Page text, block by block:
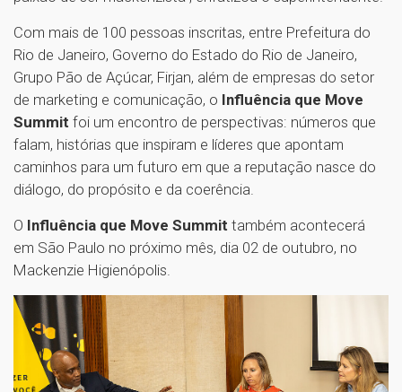
Com mais de 100 pessoas inscritas, entre Prefeitura do
Rio de Janeiro, Governo do Estado do Rio de Janeiro,
Grupo Pão de Açúcar, Firjan, além de empresas do setor
de marketing e comunicação, o Influência que Move
Summit foi um encontro de perspectivas: números que
falam, histórias que inspiram e líderes que apontam
caminhos para um futuro em que a reputação nasce do
diálogo, do propósito e da coerência.
O Influência que Move Summit também acontecerá
em São Paulo no próximo mês, dia 02 de outubro, no
Mackenzie Higienópolis.